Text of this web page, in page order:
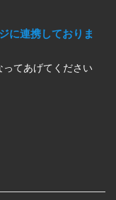
に連携しておりま
てあげてください